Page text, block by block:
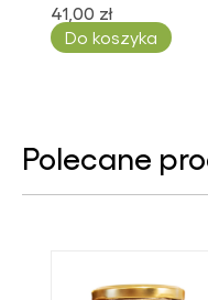
41,00 zł
Do koszyka
Polecane